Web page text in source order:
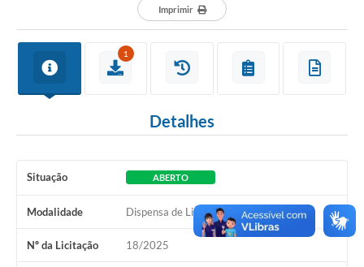
Imprimir
1
Detalhes
Situação ABERTO
Modalidade Dispensa de Licitação
Nº da Licitação 18/2025